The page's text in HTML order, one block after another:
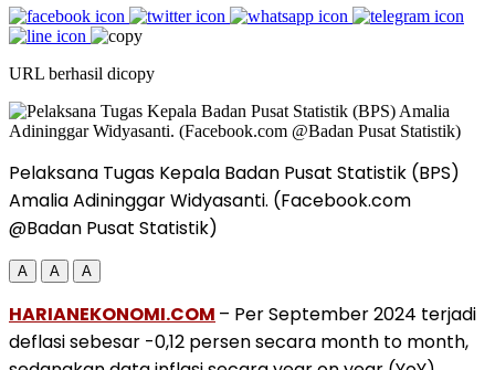
URL berhasil dicopy
Pelaksana Tugas Kepala Badan Pusat Statistik (BPS)
Amalia Adininggar Widyasanti. (Facebook.com
@Badan Pusat Statistik)
A A A
HARIANEKONOMI.COM – Per September 2024 terjadi
deflasi sebesar -0,12 persen secara month to month,